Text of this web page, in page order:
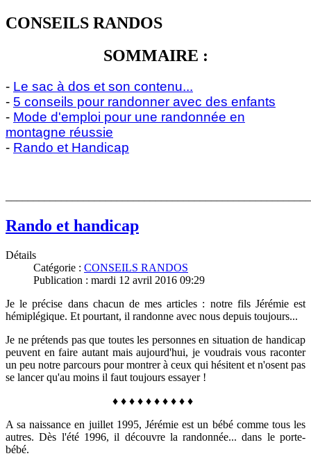
CONSEILS RANDOS
SOMMAIRE :
- Le sac à dos et son contenu...
- 5 conseils pour randonner avec des enfants
- Mode d'emploi pour une randonnée en
montagne réussie
- Rando et Handicap
Rando et handicap
Détails
Catégorie : CONSEILS RANDOS
Publication : mardi 12 avril 2016 09:29
Je le précise dans chacun de mes articles : notre fils Jérémie est
hémiplégique. Et pourtant, il randonne avec nous depuis toujours...
Je ne prétends pas que toutes les personnes en situation de handicap
peuvent en faire autant mais aujourd'hui, je voudrais vous raconter
un peu notre parcours pour montrer à ceux qui hésitent et n'osent pas
se lancer qu'au moins il faut toujours essayer !
♦ ♦ ♦ ♦ ♦ ♦ ♦ ♦ ♦ ♦
A sa naissance en juillet 1995, Jérémie est un bébé comme tous les
autres. Dès l'été 1996, il découvre la randonnée... dans le porte-
bébé.